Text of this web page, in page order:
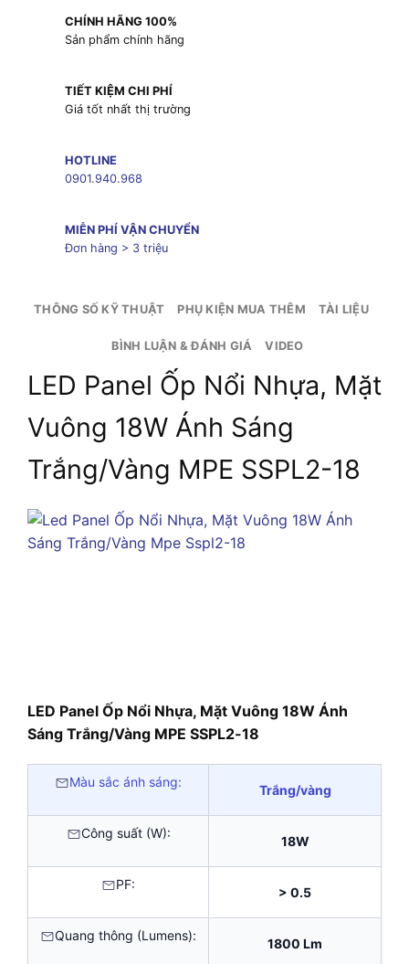
CHÍNH HÃNG 100%
Sản phẩm chính hãng
TIẾT KIỆM CHI PHÍ
Giá tốt nhất thị trường
HOTLINE
0901.940.968
MIỄN PHÍ VẬN CHUYỂN
Đơn hàng > 3 triệu
THÔNG SỐ KỸ THUẬT PHỤ KIỆN MUA THÊM TÀI LIỆU
BÌNH LUẬN & ĐÁNH GIÁ VIDEO
LED Panel Ốp Nổi Nhựa, Mặt
Vuông 18W Ánh Sáng
Trắng/Vàng MPE SSPL2-18
LED Panel Ốp Nổi Nhựa, Mặt Vuông 18W Ánh
Sáng Trắng/Vàng MPE SSPL2-18
Màu sắc ánh sáng:
Trắng/vàng
Công suất (W):
18W
PF:
> 0.5
Quang thông (Lumens):
1800 Lm